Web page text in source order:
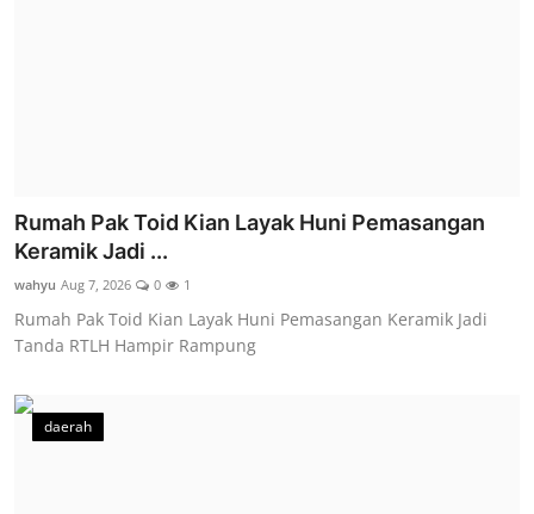
Rumah Pak Toid Kian Layak Huni Pemasangan
Keramik Jadi ...
wahyu Aug 7, 2026 0 1
Rumah Pak Toid Kian Layak Huni Pemasangan Keramik Jadi
Tanda RTLH Hampir Rampung
daerah